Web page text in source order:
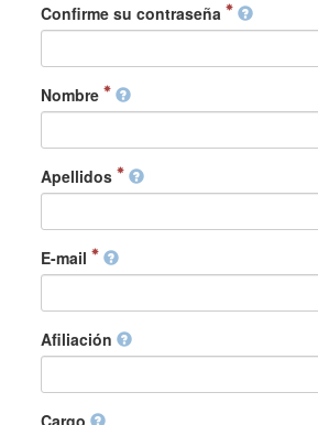
Confirme su contraseña
Nombre
Apellidos
E-mail
Afiliación
Cargo